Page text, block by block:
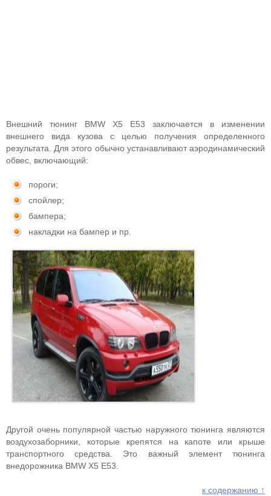
Внешний тюнинг BMW X5 E53 заключается в изменении
внешнего вида кузова с целью получения определенного
результата. Для этого обычно устанавливают аэродинамический
обвес, включающий:
пороги;
спойлер;
бампера;
накладки на бампер и пр.
Другой очень популярной частью наружного тюнинга являются
воздухозаборники, которые крепятся на капоте или крыше
транспортного средства. Это важный элемент тюнинга
внедорожника BMW X5 E53.
к содержанию ↑